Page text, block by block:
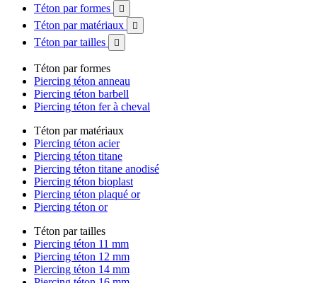
Téton par formes

Téton par matériaux 
Téton par tailles 
Téton par formes
Piercing téton anneau
Piercing téton barbell
Piercing téton fer à cheval
Téton par matériaux
Piercing téton acier
Piercing téton titane
Piercing téton titane anodisé
Piercing téton bioplast
Piercing téton plaqué or
Piercing téton or
Téton par tailles
Piercing téton 11 mm
Piercing téton 12 mm
Piercing téton 14 mm